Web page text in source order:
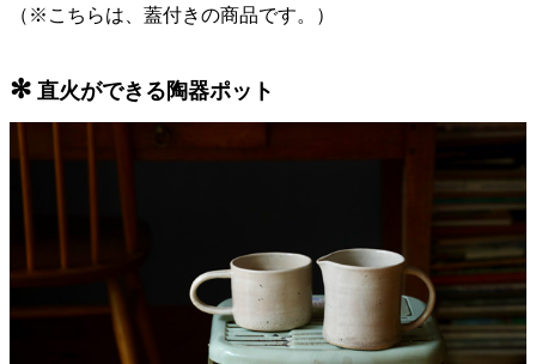
（※こちらは、蓋付きの商品です。）
✻ 直火ができる陶器ポット